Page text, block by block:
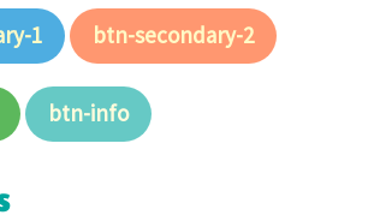
1 btn-secondary-2
btn-info